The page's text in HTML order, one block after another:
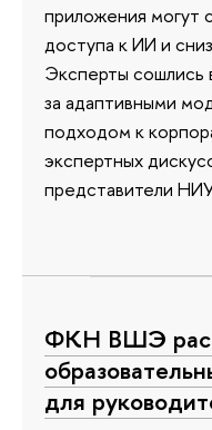
приложения могут
доступа к ИИ и
Эксперты
за адаптивными
подходом к
экспертных
представители
ФКН ВШЭ
для